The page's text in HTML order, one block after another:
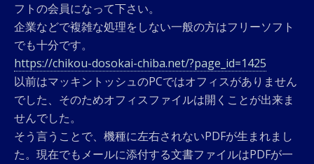
フトの会員になって下さい。
企業などで複雑な処理をしない一般の方はフリーソフト
でも十分です。
https://chikou-dosokai-chiba.net/?page_id=1425
以前はマッキントッシュのPCではオフィスがありません
でした、そのためオフィスファイルは開くことが出来ま
せんでした。
そう言うことで、機種に左右されないPDFが生まれまし
た。現在でもメールに添付する文書ファイルはPDFが一